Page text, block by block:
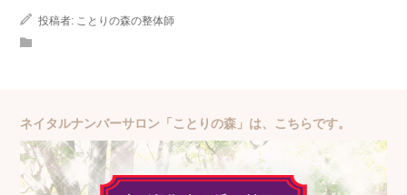
投稿者: ことりの森の整体師
ネイタルナンバーサロン「ことりの森」は、こちらです。